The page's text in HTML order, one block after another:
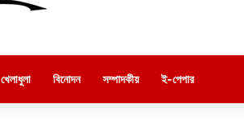
খেলাধুলা বিনোদন সম্পাদকীয় ই-পেপার